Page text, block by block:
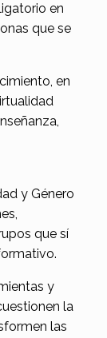
en
que se
en
y Género
que sí
y
la
las